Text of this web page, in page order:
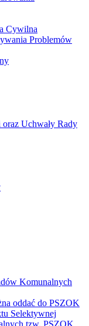
Cywilna
Problemów
Uchwały Rady
Komunalnych
oddać do PSZOK
Selektywnej